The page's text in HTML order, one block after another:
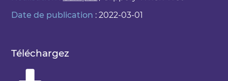
Date de publication : 2022-03-01
Téléchargez